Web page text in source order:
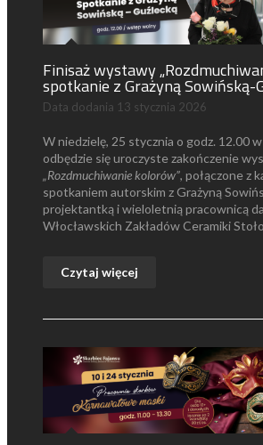
Finisaż wystawy
spotkanie z Grażyną Sowińską-
Data dodania 13 stycznia 2026
W niedzielę, 25 stycznia o godz. 12.00
odbędzie się uroczyste zakończenie
„Rozdmuchiwanie kolorów”, połączone z
spotkaniem autorskim z Grażyną
projektantką i wieloletnią pracownicą
Włocławskich Zakładów Ceramiki
Czytaj więcej